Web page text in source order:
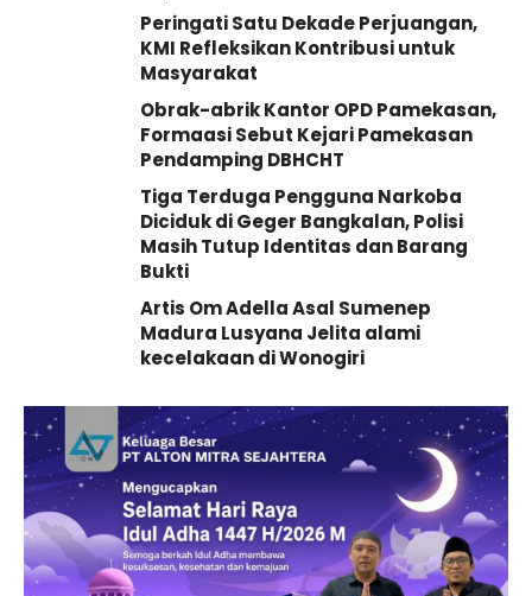
Peringati Satu Dekade Perjuangan,
KMI Refleksikan Kontribusi untuk
Masyarakat
Obrak-abrik Kantor OPD Pamekasan,
Formaasi Sebut Kejari Pamekasan
Pendamping DBHCHT
Tiga Terduga Pengguna Narkoba
Diciduk di Geger Bangkalan, Polisi
Masih Tutup Identitas dan Barang
Bukti
Artis Om Adella Asal Sumenep
Madura Lusyana Jelita alami
kecelakaan di Wonogiri